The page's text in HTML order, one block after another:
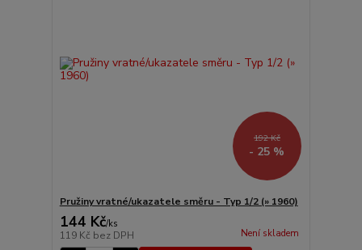
192 Kč
- 25 %
Pružiny vratné/ukazatele směru - Typ 1/2 (» 1960)
144 Kč/ks
119 Kč bez DPH Není skladem